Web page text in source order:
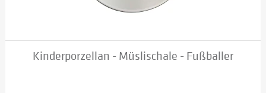
Kinderporzellan - Müslischale - Fußballer